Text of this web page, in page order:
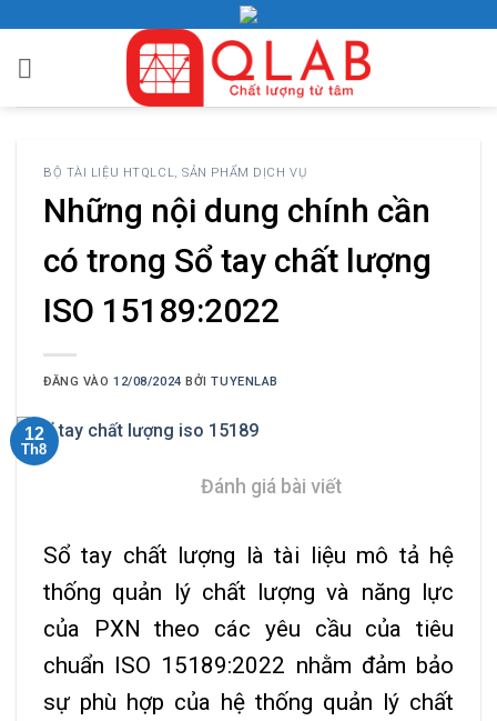
nội
BỘ TÀI LIỆU HTQLCL,SẢN PHẨM DỊCH VỤ
Những nội dung chính cần
có trong Sổ tay chất lượng
ISO 15189:2022
ĐĂNG VÀO12/08/2024 BỞITUYENLAB
12
Th8
Đánh giá bài viết
Sổ tay chất lượng là tài liệu mô tả hệ
thống quản lý chất lượng và năng lực
của PXN theo các yêu cầu của tiêu
chuẩn ISO 15189:2022 nhằm đảm bảo
sự phù hợp của hệ thống quản lý chất